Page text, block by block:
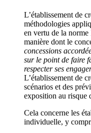
L’établissement de
méthodologies
en vertu de la
manière dont le
concessions
sur le point de faire
respecter ses
L’établissement de
scénarios et des
exposition au risque
Cela concerne les
individuelle, y